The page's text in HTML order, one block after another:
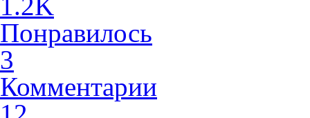
Понравилось
3
Комментарии